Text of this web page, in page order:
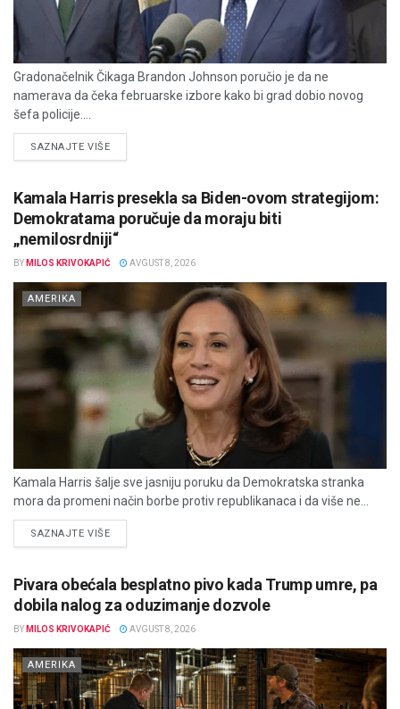
Gradonačelnik Čikaga Brandon Johnson poručio je da ne
namerava da čeka februarske izbore kako bi grad dobio novog
šefa policije....
SAZNAJTE VIŠEDETAILS
Kamala Harris presekla sa Biden-ovom strategijom:
Demokratama poručuje da moraju biti
„nemilosrdniji“
BY MILOS KRIVOKAPIĆ AVGUST 8, 2026
AMERIKA
Kamala Harris šalje sve jasniju poruku da Demokratska stranka
mora da promeni način borbe protiv republikanaca i da više ne...
SAZNAJTE VIŠEDETAILS
Pivara obećala besplatno pivo kada Trump umre, pa
dobila nalog za oduzimanje dozvole
BY MILOS KRIVOKAPIĆ AVGUST 8, 2026
AMERIKA